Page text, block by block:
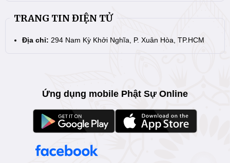
TRANG TIN ĐIỆN TỬ
Địa chỉ: 294 Nam Kỳ Khởi Nghĩa, P. Xuân Hòa, TP.HCM
Ứng dụng mobile Phật Sự Online